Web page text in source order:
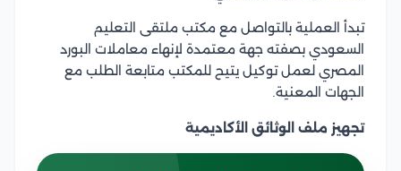
تبدأ العملية بالتواصل مع مكتب ملتقى التعليم
السعودي بصفته جهة معتمدة لإنهاء معاملات البورد
المصري لعمل توكيل يتيح للمكتب متابعة الطلب مع
الجهات المعنية.
تجهيز ملف الوثائق الأكاديمية